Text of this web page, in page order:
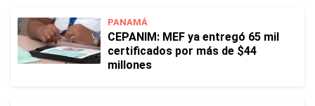
PANAMÁ
CEPANIM: MEF ya entregó 65 mil
certificados por más de $44
millones